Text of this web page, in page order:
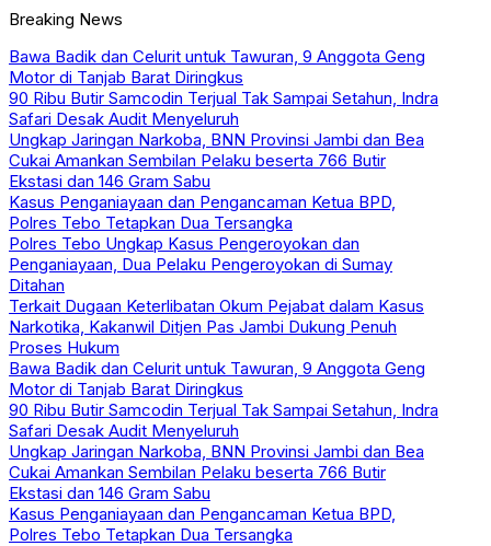
Breaking News
Bawa Badik dan Celurit untuk Tawuran, 9 Anggota Geng
Motor di Tanjab Barat Diringkus
90 Ribu Butir Samcodin Terjual Tak Sampai Setahun, Indra
Safari Desak Audit Menyeluruh
Ungkap Jaringan Narkoba, BNN Provinsi Jambi dan Bea
Cukai Amankan Sembilan Pelaku beserta 766 Butir
Ekstasi dan 146 Gram Sabu
Kasus Penganiayaan dan Pengancaman Ketua BPD,
Polres Tebo Tetapkan Dua Tersangka
Polres Tebo Ungkap Kasus Pengeroyokan dan
Penganiayaan, Dua Pelaku Pengeroyokan di Sumay
Ditahan
Terkait Dugaan Keterlibatan Okum Pejabat dalam Kasus
Narkotika, Kakanwil Ditjen Pas Jambi Dukung Penuh
Proses Hukum
Bawa Badik dan Celurit untuk Tawuran, 9 Anggota Geng
Motor di Tanjab Barat Diringkus
90 Ribu Butir Samcodin Terjual Tak Sampai Setahun, Indra
Safari Desak Audit Menyeluruh
Ungkap Jaringan Narkoba, BNN Provinsi Jambi dan Bea
Cukai Amankan Sembilan Pelaku beserta 766 Butir
Ekstasi dan 146 Gram Sabu
Kasus Penganiayaan dan Pengancaman Ketua BPD,
Polres Tebo Tetapkan Dua Tersangka